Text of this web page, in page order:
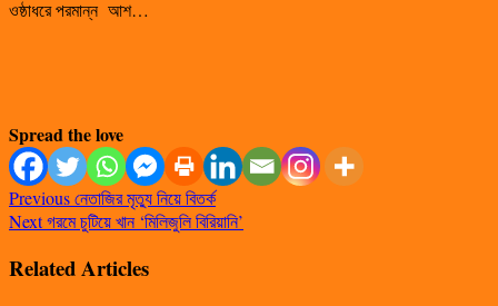
ওষ্ঠাধরে পরমান্ন আশ…
Spread the love
Previousনেতাজির মৃত্যু নিয়ে বিতর্ক
Nextগরমে চুটিয়ে খান ‘মিলিজুলি বিরিয়ানি’
Related Articles